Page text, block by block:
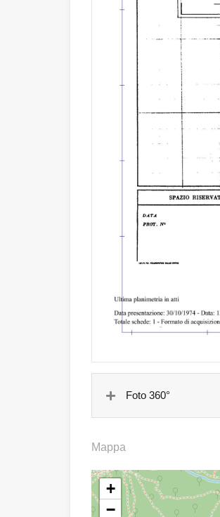
Foto 360°
Mappa
+
−